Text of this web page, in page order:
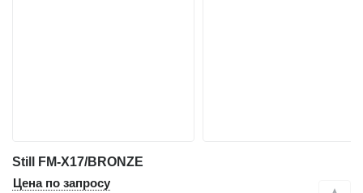
Still FM-X17/BRONZE
Цена по запросу